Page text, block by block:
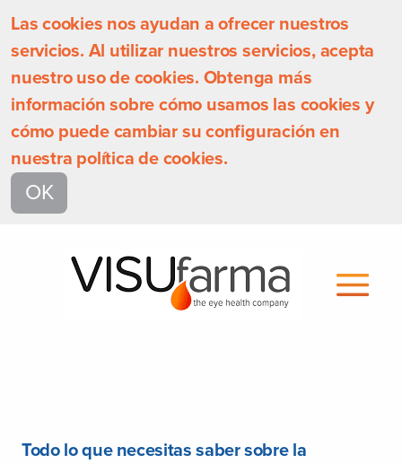
Las cookies nos ayudan a ofrecer nuestros
servicios. Al utilizar nuestros servicios, acepta
nuestro uso de cookies. Obtenga más
información sobre cómo usamos las cookies y
cómo puede cambiar su configuración en
nuestra política de cookies.
OK
Todo lo que necesitas saber sobre la